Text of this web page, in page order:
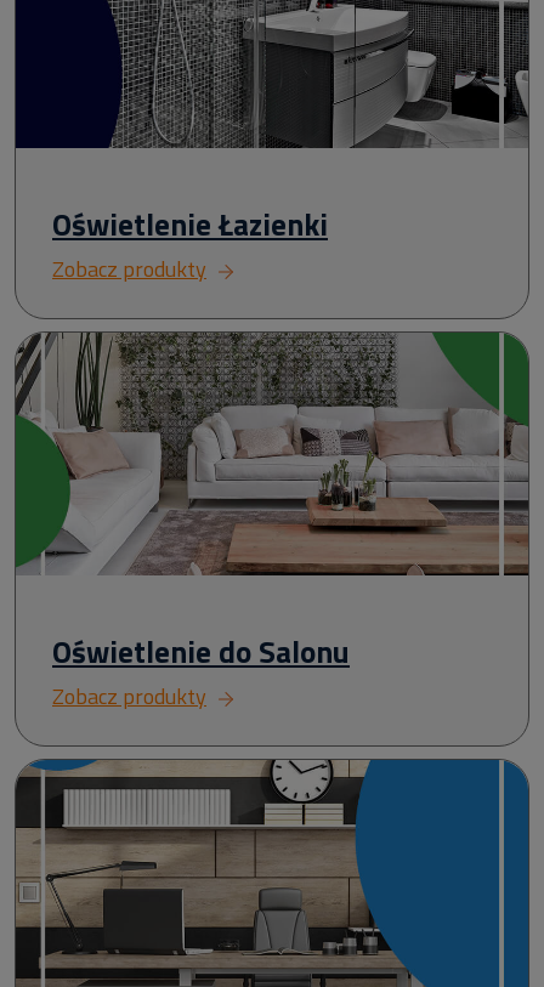
Oświetlenie Łazienki
Zobacz produkty
Oświetlenie do Salonu
Zobacz produkty